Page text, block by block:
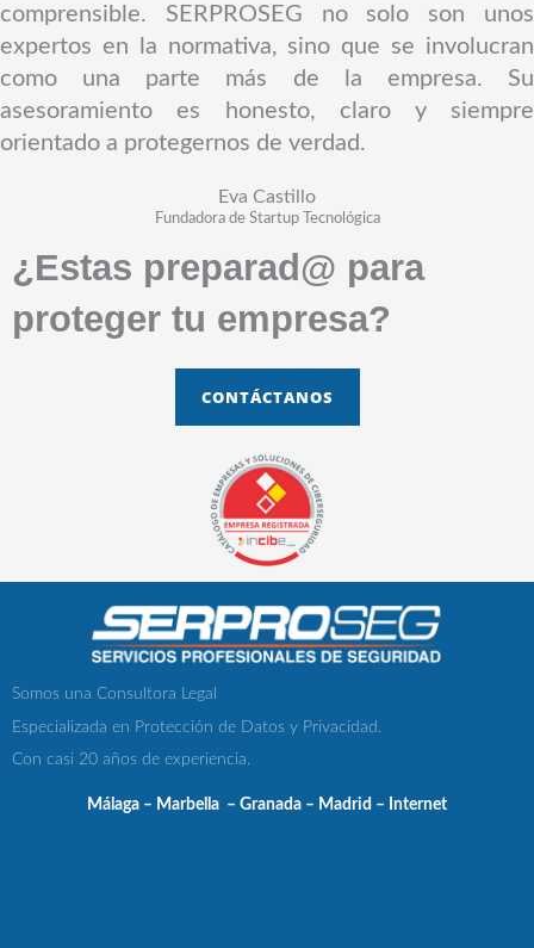
d
e
5
o
5
e
comprensible. SERPROSEG no solo son unos
expertos en la normativa, sino que se involucran
como una parte más de la empresa. Su
asesoramiento es honesto, claro y siempre
orientado a protegernos de verdad.
Eva Castillo
Fundadora de Startup Tecnológica
¿Estas preparad@ para
proteger tu empresa?
CONTÁCTANOS
Somos una Consultora Legal
Especializada en Protección de Datos y Privacidad.
Con casi 20 años de experiencia.
Málaga – Marbella – Granada – Madrid – Internet